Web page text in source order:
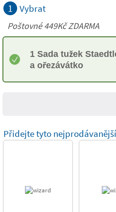
1 Vybrat
Poštovné 449Kč ZDARMA
1 Sada tužek
a ořezávátko
Přidejte tyto nejprodávanější